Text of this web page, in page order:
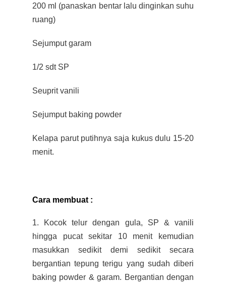
200 ml (panaskan bentar lalu dinginkan suhu
ruang)
Sejumput garam
1/2 sdt SP
Seuprit vanili
Sejumput baking powder
Kelapa parut putihnya saja kukus dulu 15-20
menit.
Cara membuat :
1. Kocok telur dengan gula, SP & vanili
hingga pucat sekitar 10 menit kemudian
masukkan sedikit demi sedikit secara
bergantian tepung terigu yang sudah diberi
baking powder & garam. Bergantian dengan